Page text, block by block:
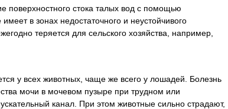
стока талых вод с помощью
в зонах недостаточного и неустойчивого
теряется для сельского хозяйства, например,
у всех животных, чаще же всего у лошадей. Болезнь
мочи в мочевом пузыре при трудном или
канал. При этом животные сильно страдают,